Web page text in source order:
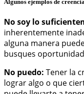
Algunos ejemplos de
No soy lo
inherentemente
alguna manera
busques
No puedo: Tener la
lograr algo o que